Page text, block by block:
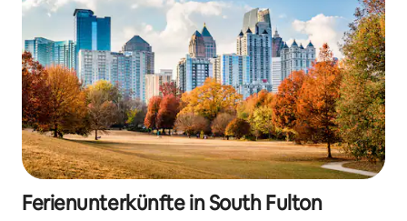
Ferienunterkünfte in South Fulton